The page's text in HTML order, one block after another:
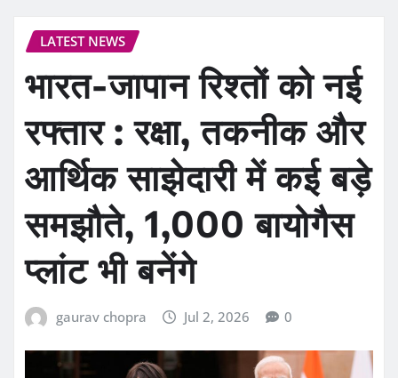
LATEST NEWS
भारत-जापान रिश्तों को नई
रफ्तार : रक्षा, तकनीक और
आर्थिक साझेदारी में कई बड़े
समझौते, 1,000 बायोगैस
प्लांट भी बनेंगे
gaurav chopra Jul 2, 2026 0